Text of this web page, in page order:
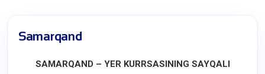
Samarqand
SAMARQAND – YER KURRSASINING SAYQALI